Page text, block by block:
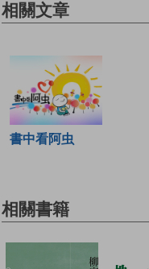
相關文章
書中看阿虫
相關書籍